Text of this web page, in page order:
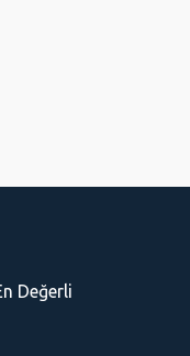
Değerli